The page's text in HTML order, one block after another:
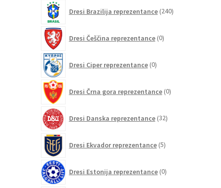
Dresi Brazilija reprezentance 240izdelkov
Dresi Češčina reprezentance 0izdelkov
Dresi Ciper reprezentance 0izdelkov
Dresi Črna gora reprezentance 0izdelkov
Dresi Danska reprezentance 32izdelkov
Dresi Ekvador reprezentance 5izdelkov
Dresi Estonija reprezentance 0izdelkov